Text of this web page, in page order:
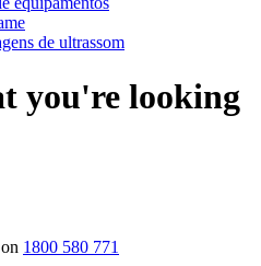
de ultrassom
you're looking
1800 580 771